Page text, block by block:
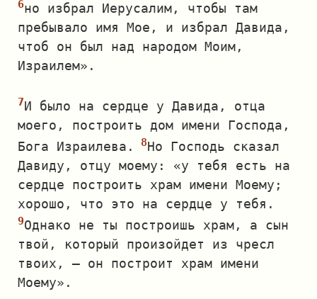
но избрал Иерусалим, чтобы там
пребывало имя Мое, и избрал Давида,
чтоб он был над народом Моим,
Израилем».
И было на сердце у Давида, отца
моего, построить дом имени Господа,
Бога Израилева.
Но Господь сказал
Давиду, отцу моему: «у тебя есть на
сердце построить храм имени Моему;
хорошо, что это на сердце у тебя.
Однако не ты построишь храм, а сын
твой, который произойдет из чресл
твоих, — он построит храм имени
Моему».